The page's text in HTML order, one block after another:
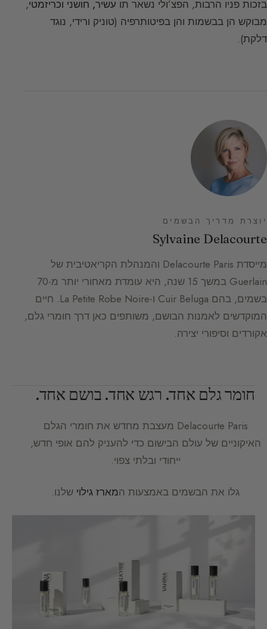
בזכות פניו הרבות, הפצ’ולי נשאר תו עשיר, חושני וכריזמטי,
מבוקש הן בבשמות והן בפיטותרפיה (טוניק ורידי, נוגד
דלקת).
יוצרת מדריך הבשמים
Sylvaine Delacourte
מייסדת Delacourte Paris והמנהלת הקריאטיבית של
Guerlain במשך 15 שנה, היא עומדת מאחורי יותר מ-70
בשמים, בהם Cuir Beluga ו-La Petite Robe Noire. חיים
המוקדשים לאמנות הבושם, משותפים כאן דרך חומרי גלם,
אקורדים וסיפורי יצירה.
חומר גלם אחד. רגש אחד. בושם אחד.
Delacourte Paris מעצבת מחדש את חומרי הגלם
האיקוניים של עולם הבישום כדי להעניק להם אופי חדש,
ייחודי ובלתי צפוי.
גלו את הבשמים באמצעות המארז גילוי שלנו.